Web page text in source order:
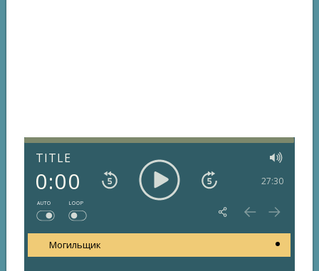
TITLE
0:00 27:30
AUTO LOOP
Могильщик